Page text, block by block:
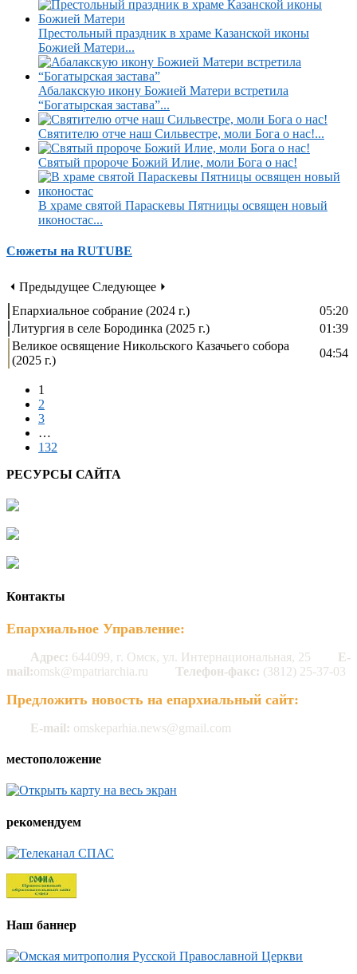
Престольный праздник в храме Казанской иконы
Божией Матери...
Абалакскую икону Божией Матери встретила
“Богатырская застава”...
Святителю отче наш Сильвестре, моли Бога о нас!...
Святый пророче Божий Илие, моли Бога о нас!
В храме святой Параскевы Пятницы освящен новый
иконостас...
Сюжеты на RUTUBE
⏴ Предыдущее Следующее ⏵
Епархиальное собрание (2024 г.)
05:20
Литургия в селе Бородинка (2025 г.)
01:39
Великое освящение Никольского Казачьего собора
(2025 г.)
04:54
1
2
3
…
132
РЕСУРСЫ САЙТА
Контакты
Епархиальное Управление:
Адрес: 644099, г. Омск, ул. Интернациональная, 25
E-
mail:omsk@mpatriarchia.ru Телефон-факс: (3812) 25-37-03
Предложить новость на епархиальный сайт:
E-mail: omskeparhia.news@gmail.com
местоположение
рекомендуем
Наш баннер